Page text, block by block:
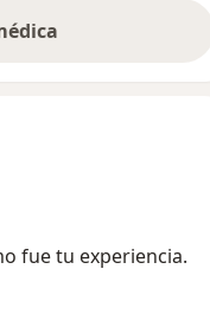
fue tu experiencia.